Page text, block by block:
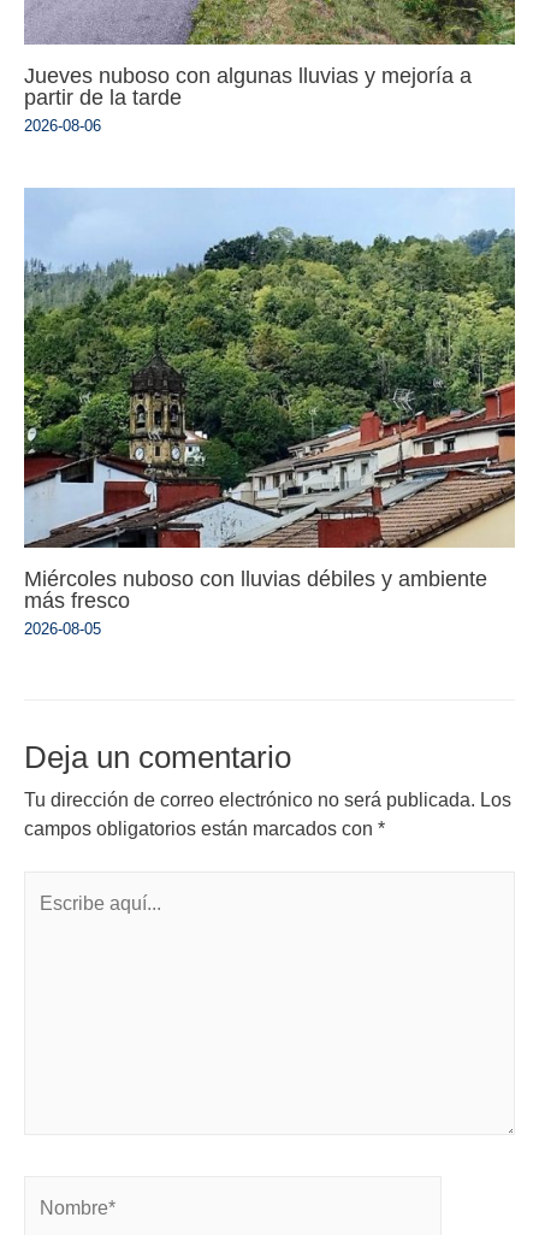
Jueves nuboso con algunas lluvias y mejoría a
partir de la tarde
2026-08-06
Miércoles nuboso con lluvias débiles y ambiente
más fresco
2026-08-05
Deja un comentario
Tu dirección de correo electrónico no será publicada. Los
campos obligatorios están marcados con *